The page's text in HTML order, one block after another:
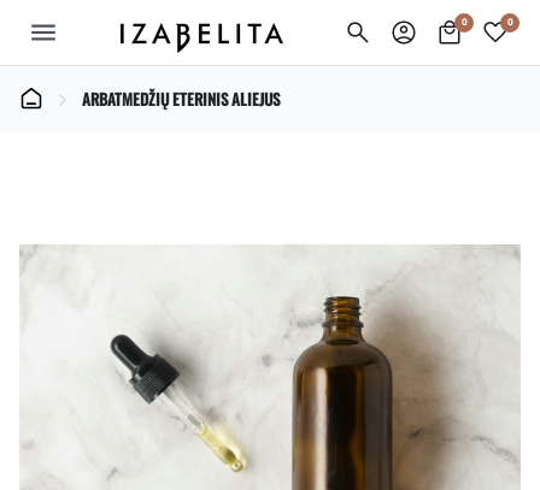
menu 0 0
ARBATMEDŽIŲ ETERINIS ALIEJUS